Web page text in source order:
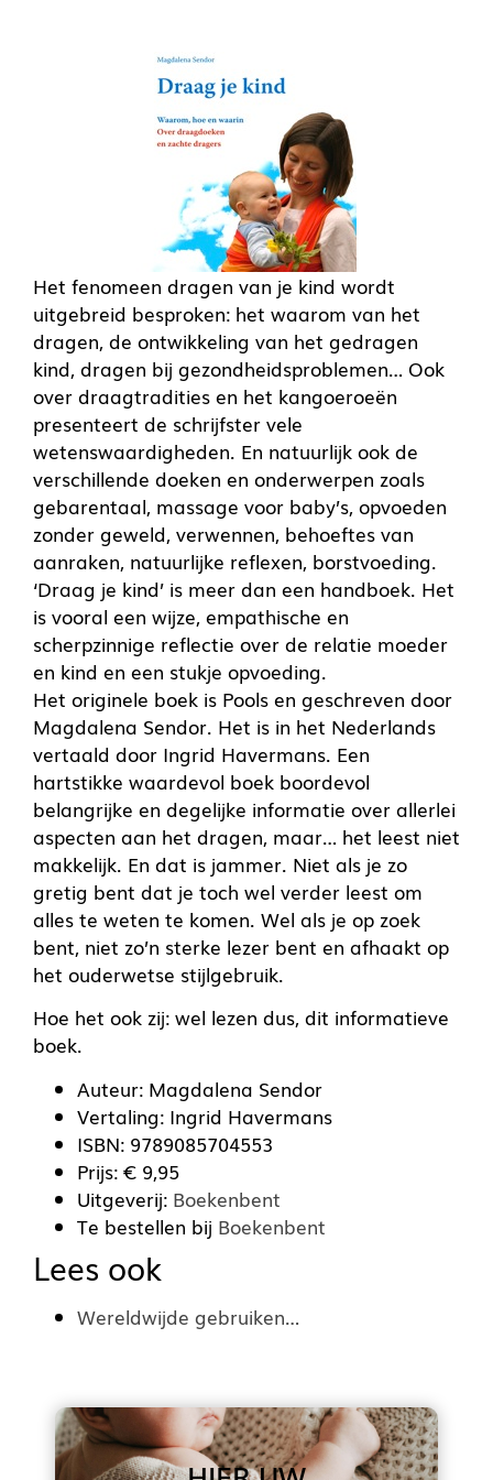
Het fenomeen dragen van je kind wordt
uitgebreid besproken: het waarom van het
dragen, de ontwikkeling van het gedragen
kind, dragen bij gezondheidsproblemen… Ook
over draagtradities en het kangoeroeën
presenteert de schrijfster vele
wetenswaardigheden. En natuurlijk ook de
verschillende doeken en onderwerpen zoals
gebarentaal, massage voor baby’s, opvoeden
zonder geweld, verwennen, behoeftes van
aanraken, natuurlijke reflexen, borstvoeding.
‘Draag je kind’ is meer dan een handboek. Het
is vooral een wijze, empathische en
scherpzinnige reflectie over de relatie moeder
en kind en een stukje opvoeding.
Het originele boek is Pools en geschreven door
Magdalena Sendor. Het is in het Nederlands
vertaald door Ingrid Havermans. Een
hartstikke waardevol boek boordevol
belangrijke en degelijke informatie over allerlei
aspecten aan het dragen, maar… het leest niet
makkelijk. En dat is jammer. Niet als je zo
gretig bent dat je toch wel verder leest om
alles te weten te komen. Wel als je op zoek
bent, niet zo’n sterke lezer bent en afhaakt op
het ouderwetse stijlgebruik.
Hoe het ook zij: wel lezen dus, dit informatieve
boek.
Auteur: Magdalena Sendor
Vertaling: Ingrid Havermans
ISBN: 9789085704553
Prijs: € 9,95
Uitgeverij: Boekenbent
Te bestellen bij Boekenbent
Lees ook
Wereldwijde gebruiken…